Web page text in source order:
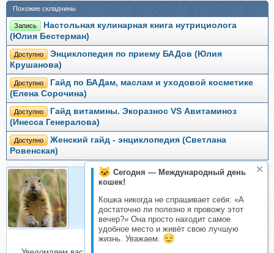
Сегодня — Международный день
кошек!
Кошка никогда не спрашивает себя: «А
достаточно ли полезно я провожу этот
вечер?» Она просто находит самое
удобное место и живёт свою лучшую
жизнь. Уважаем.
Похожие складчины
Запись
Настольная кулинарная книга нутрициолога
(Юлия Бестерман)
Доступно
Энциклопедия по приему БАДов (Юлия
Крушанова)
Доступно
Гайд по БАДам, маслам и уходовой косметике
(Елена Сорочина)
Доступно
Гайд витамины. Экоразнос VS Авитаминоз
(Инесса Генералова)
Доступно
Женский гайд - энциклопедия (Светлана
Ровенская)
Организатор складчин